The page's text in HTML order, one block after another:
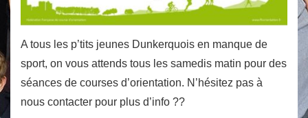
A tous les p’tits jeunes Dunkerquois en manque de
sport, on vous attends tous les samedis matin pour des
séances de courses d’orientation. N’hésitez pas à
nous contacter pour plus d’info ??